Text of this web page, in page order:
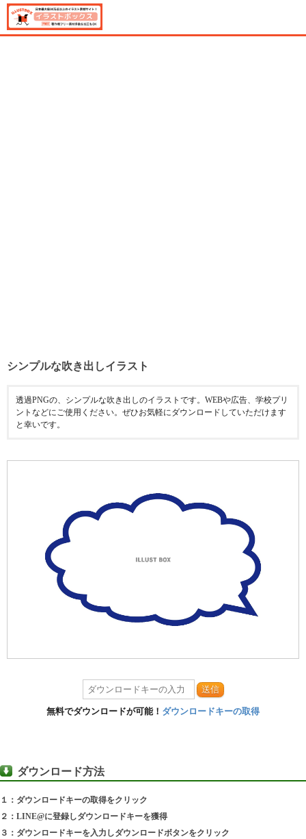
シンプルな吹き出しイラスト
透過PNGの、シンプルな吹き出しのイラストです。WEBや広告、学校プリ
ントなどにご使用ください。ぜひお気軽にダウンロードしていただけます
と幸いです。
送信
無料でダウンロードが可能！ ダウンロードキーの取得
ダウンロード方法
１：ダウンロードキーの取得をクリック
２：LINE@に登録しダウンロードキーを獲得
３：ダウンロードキーを入力しダウンロードボタンをクリック